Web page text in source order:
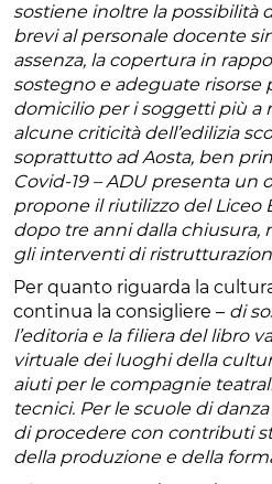
sostiene inoltre la possibilità
brevi al personale docente
assenza, la copertura in
sostegno e adeguate risorse
domicilio per i soggetti più a
alcune criticità dell’edilizia
soprattutto ad Aosta, ben
Covid-19 – ADU presenta un
propone il riutilizzo del Liceo
dopo tre anni dalla chiusura,
gli interventi di
Per quanto riguarda la
continua la consigliere – di
l’editoria e la filiera del libro
virtuale dei luoghi della
aiuti per le compagnie
tecnici. Per le scuole di
di procedere con contributi
della produzione e della